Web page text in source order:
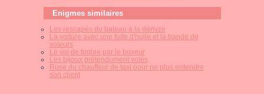
Enigmes similaires
Les rescapés du bateau à la dérivze
La voiture avec une fuite d'huile et la bande de
voleurs
Le vol de timbre par le boxeur
Les bijoux prétendument volés
Ruse du chauffeur de taxi pour ne plus entendre
son client